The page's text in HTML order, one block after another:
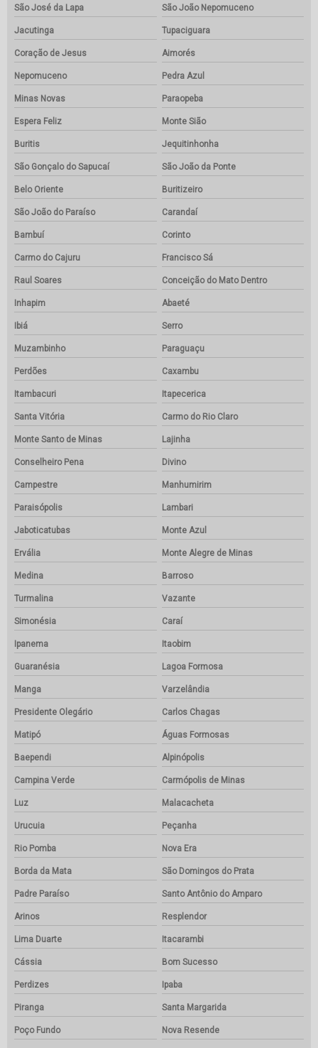
São José da Lapa São João Nepomuceno
Jacutinga Tupaciguara
Coração de Jesus Aimorés
Nepomuceno Pedra Azul
Minas Novas Paraopeba
Espera Feliz Monte Sião
Buritis Jequitinhonha
São Gonçalo do Sapucaí São João da Ponte
Belo Oriente Buritizeiro
São João do Paraíso Carandaí
Bambuí Corinto
Carmo do Cajuru Francisco Sá
Raul Soares Conceição do Mato Dentro
Inhapim Abaeté
Ibiá Serro
Muzambinho Paraguaçu
Perdões Caxambu
Itambacuri Itapecerica
Santa Vitória Carmo do Rio Claro
Monte Santo de Minas Lajinha
Conselheiro Pena Divino
Campestre Manhumirim
Paraisópolis Lambari
Jaboticatubas Monte Azul
Ervália Monte Alegre de Minas
Medina Barroso
Turmalina Vazante
Simonésia Caraí
Ipanema Itaobim
Guaranésia Lagoa Formosa
Manga Varzelândia
Presidente Olegário Carlos Chagas
Matipó Águas Formosas
Baependi Alpinópolis
Campina Verde Carmópolis de Minas
Luz Malacacheta
Urucuia Peçanha
Rio Pomba Nova Era
Borda da Mata São Domingos do Prata
Padre Paraíso Santo Antônio do Amparo
Arinos Resplendor
Lima Duarte Itacarambi
Cássia Bom Sucesso
Perdizes Ipaba
Piranga Santa Margarida
Poço Fundo Nova Resende